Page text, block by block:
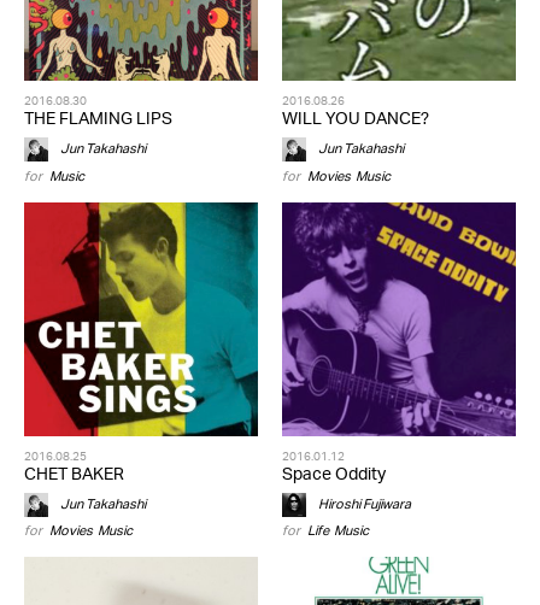
2016.08.30
THE FLAMING LIPS
Jun Takahashi
for Music
2016.08.26
WILL YOU DANCE?
Jun Takahashi
for Movies,Music
2016.08.25
CHET BAKER
Jun Takahashi
for Movies,Music
2016.01.12
Space Oddity
Hiroshi Fujiwara
for Life,Music